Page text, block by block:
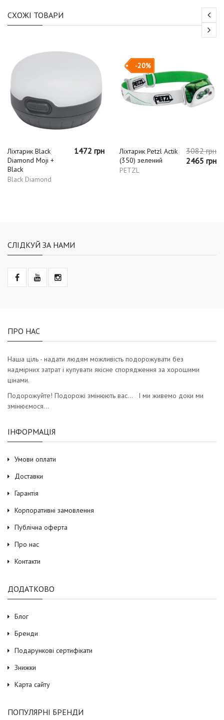
СХОЖІ ТОВАРИ
Ліхтарик Black
Diamond Moji +
Black
Black Diamond
1472 грн
-20%
Ліхтарик Petzl Actik
(350) зелений
PETZL
3082 грн
2465 грн
СЛІДКУЙ ЗА НАМИ
ПРО НАС
Наша ціль - надати людям можливість подорожувати без
надмірних затрат і купувати якісне спорядження за хорошими
цінами.
Подорожуйте! Подорожі змінюють вас… І ми живемо доки ми
змінюємося…
ІНФОРМАЦІЯ
Умови оплати
Доставки
Гарантія
Корпоративні замовлення
Публічна оферта
Про нас
Контакти
ДОДАТКОВО
Блог
Бренди
Подарункові сертифікати
Знижки
Карта сайту
ПОПУЛЯРНІ БРЕНДИ